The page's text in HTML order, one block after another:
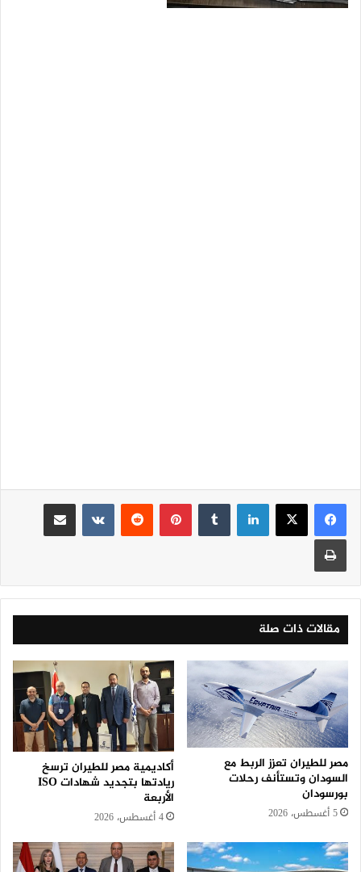
لينكدإن بينتيريست
مقالات ذات صلة
مصر للطيران تعزز الربط مع
السودان وتستأنف رحلات
بورسودان
5 أغسطس، 2026
أكاديمية مصر للطيران ترسخ
ريادتها بتجديد شهادات ISO
الأربعة
4 أغسطس، 2026